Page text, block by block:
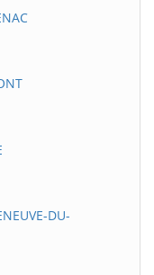
DU-